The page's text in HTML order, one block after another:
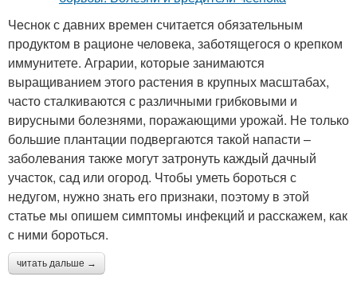
Чеснок с давних времен считается обязательным
продуктом в рационе человека, заботящегося о крепком
иммунитете. Аграрии, которые занимаются
выращиванием этого растения в крупных масштабах,
часто сталкиваются с различными грибковыми и
вирусными болезнями, поражающими урожай. Не только
большие плантации подвергаются такой напасти –
заболевания также могут затронуть каждый дачный
участок, сад или огород. Чтобы уметь бороться с
недугом, нужно знать его признаки, поэтому в этой
статье мы опишем симптомы инфекций и расскажем, как
с ними бороться.
читать дальше →